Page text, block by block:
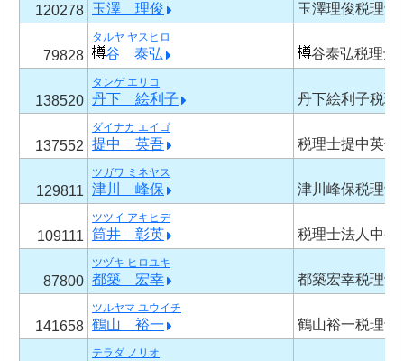
120278 玉澤 理俊 玉澤理俊税理士
79828
タルヤ ヤスヒロ
谷 泰弘 谷泰弘税理士
138520
タンゲ エリコ
丹下 絵利子 丹下絵利子税理
137552
ダイナカ エイゴ
提中 英吾 税理士提中英吾
129811
ツガワ ミネヤス
津川 峰保 津川峰保税理士
109111
ツツイ アキヒデ
筒井 彰英 税理士法人中央
87800
ツヅキ ヒロユキ
都築 宏幸 都築宏幸税理士
141658
ツルヤマ ユウイチ
鶴山 裕一 鶴山裕一税理士
テラダ ノリオ